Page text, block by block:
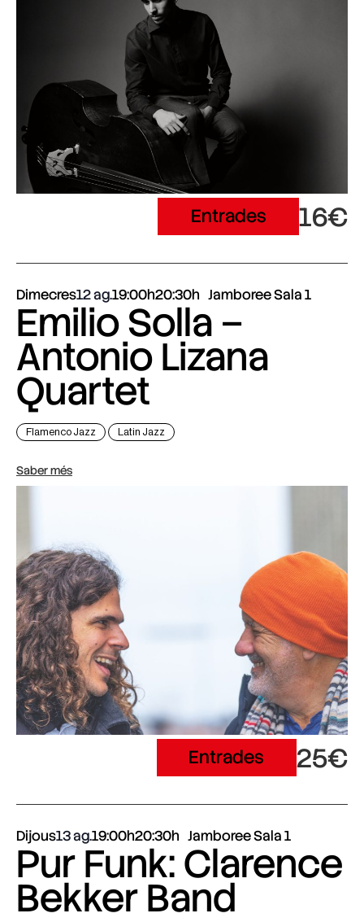
Entrades 16€
Dimecres12 ag.19:00h20:30h Jamboree Sala 1
Emilio Solla –
Antonio Lizana
Quartet
Flamenco Jazz Latin Jazz
Saber més
Entrades 25€
Dijous13 ag.19:00h20:30h Jamboree Sala 1
Pur Funk: Clarence
Bekker Band